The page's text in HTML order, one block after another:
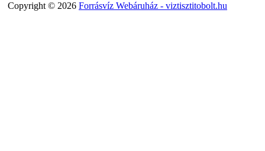
"T" elosztó-idom
Copyright © 2026 Forrásvíz Webáruház - viztisztitobolt.hu